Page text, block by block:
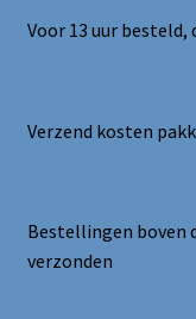
Voor 13 uur
Verzend kosten
Bestellingen boven
verzonden